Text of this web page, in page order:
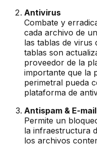
Antivirus
Combate y
cada archivo de
las tablas de virus
tablas son
proveedor de la
importante que la
perimetral pueda
plataforma de
Antispam & E-
Permite un
la infraestructura
los archivos